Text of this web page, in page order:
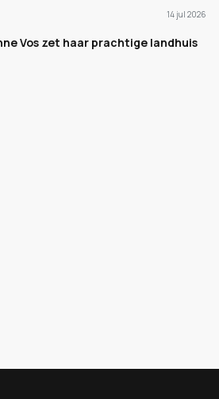
14 jul 2026
Vos zet haar prachtige landhuis